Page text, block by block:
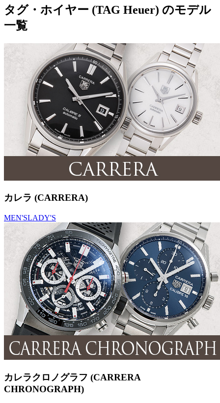
タグ・ホイヤー (TAG Heuer) のモデル
一覧
カレラ (CARRERA)
MEN'SLADY'S
カレラクロノグラフ (CARRERA
CHRONOGRAPH)